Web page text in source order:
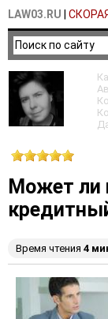
LAW03.RU СКОРАЯ
Может ли
Время чтения 4